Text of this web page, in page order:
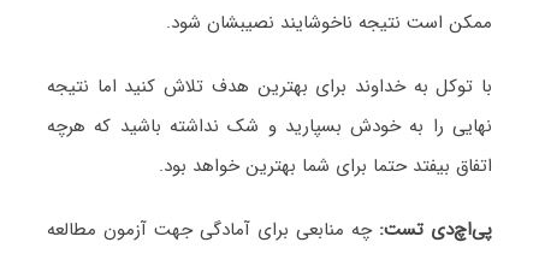
ممکن است نتیجه ناخوشایند نصیبشان شود.
با توکل به خداوند برای بهترین هدف تلاش کنید اما نتیجه
نهایی را به خودش بسپارید و شک نداشته باشید که هرچه
اتفاق بیفتد حتما برای شما بهترین خواهد بود.
پیاچدی تست:چه منابعی برای آمادگی جهت آزمون مطالعه